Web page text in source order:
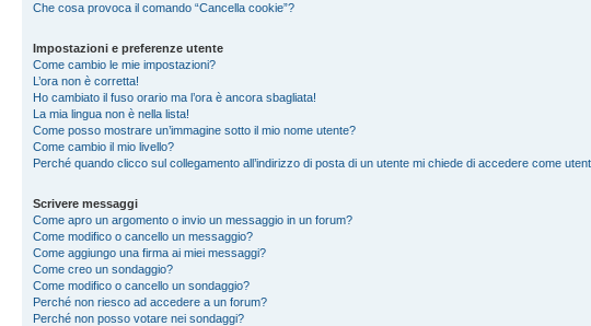
Che cosa provoca il comando “Cancella cookie”?
Impostazioni e preferenze utente
Come cambio le mie impostazioni?
L’ora non è corretta!
Ho cambiato il fuso orario ma l’ora è ancora sbagliata!
La mia lingua non è nella lista!
Come posso mostrare un’immagine sotto il mio nome utente?
Come cambio il mio livello?
Perché quando clicco sul collegamento all’indirizzo di posta di un utente mi chiede di accedere come
Scrivere messaggi
Come apro un argomento o invio un messaggio in un forum?
Come modifico o cancello un messaggio?
Come aggiungo una firma ai miei messaggi?
Come creo un sondaggio?
Come modifico o cancello un sondaggio?
Perché non riesco ad accedere a un forum?
Perché non posso votare nei sondaggi?